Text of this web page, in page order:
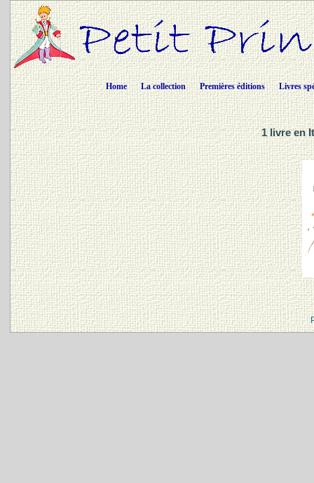
Home La collection Premières éditions Livres
1 livre en